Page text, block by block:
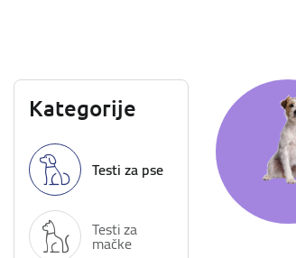
Kategorije
Testi za pse
Testi za
mačke